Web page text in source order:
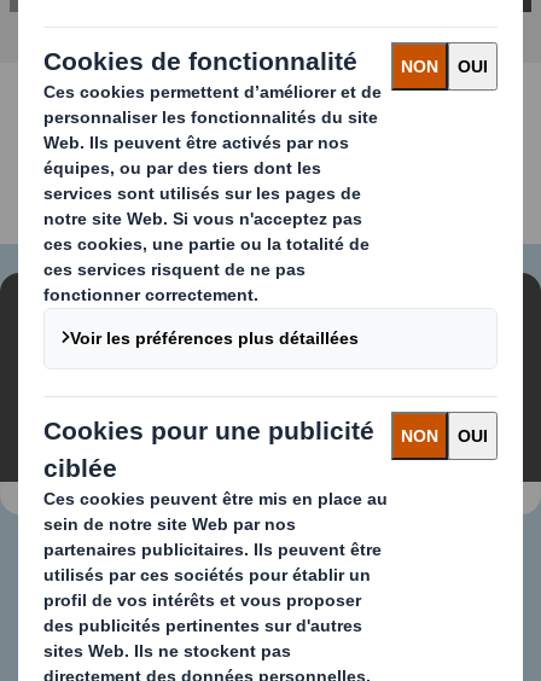
CONTACTEZ-NOUS
Contenu bloqué
Pour visionner cette vidéo, vous devez accepter les
Modifier mes paramètres
À montage
automatique